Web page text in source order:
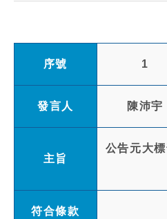
序號 1
發言人 陳沛宇
主旨
公告元大
符合條款